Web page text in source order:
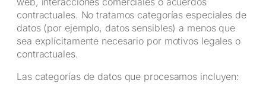
contractuales. No tratamos categorías especiales de
datos (por ejemplo, datos sensibles) a menos que
sea explícitamente necesario por motivos legales o
contractuales.
Las categorías de datos que procesamos incluyen: